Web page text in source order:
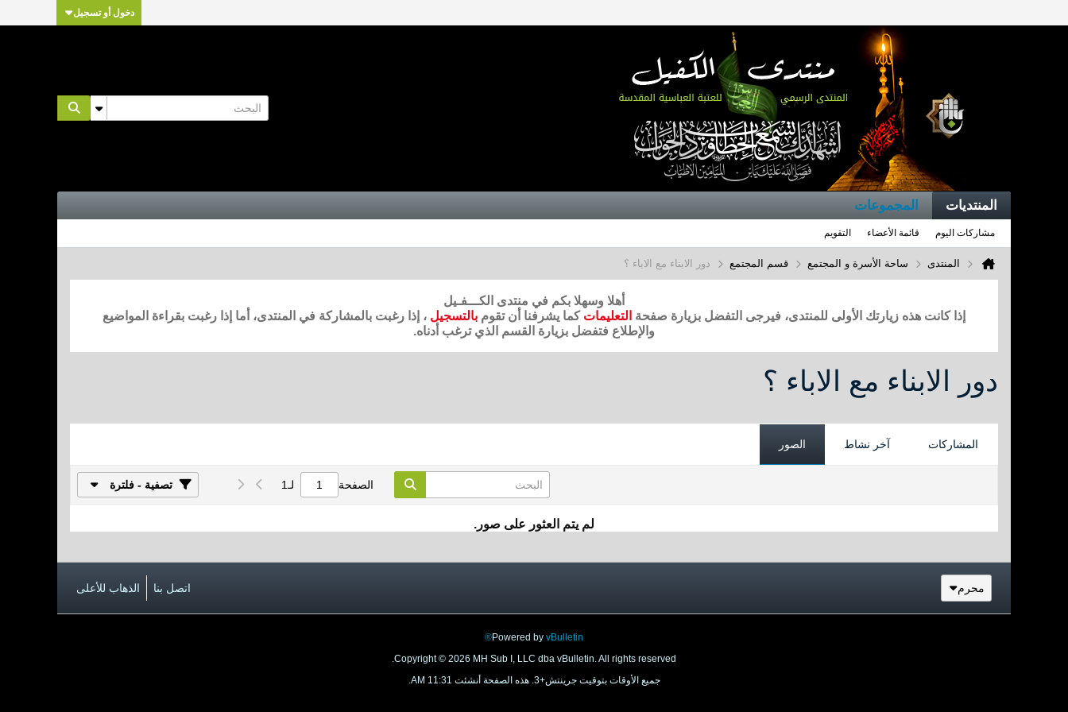
دخول أو تسجيل
المنتديات المجموعات
مشاركات اليوم قائمة الأعضاء التقويم
المنتدى ساحة الأسرة و المجتمع قسم المجتمع دور الابناء مع الاباء ؟
أهلا وسهلا بكم في منتدى الكـــفـيل
إذا كانت هذه زيارتك الأولى للمنتدى، فيرجى التفضل بزيارة صفحة التعليمات كما يشرفنا أن تقوم بالتسجيل ، إذا رغبت بالمشاركة في المنتدى، أما إذا رغبت بقراءة المواضيع
والإطلاع فتفضل بزيارة القسم الذي ترغب أدناه.
دور الابناء مع الاباء ؟
المشاركات آخر نشاط الصور
الصفحة لـ1 تصفية - فلترة
لم يتم العثور على صور.
محرم اتصل بنا الذهاب للأعلى
Powered by vBulletin®
Copyright © 2026 MH Sub I, LLC dba vBulletin. All rights reserved.
جميع الأوقات بتوقيت جرينتش+3. هذه الصفحة أنشئت 11:31 AM.